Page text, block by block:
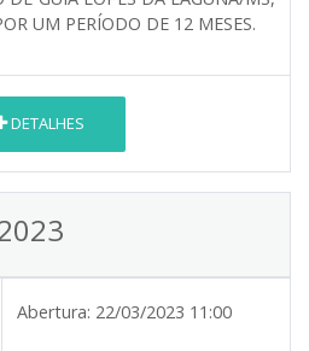
UM PERÍODO DE 12 MESES.
DETALHES
Abertura: 22/03/2023 11:00